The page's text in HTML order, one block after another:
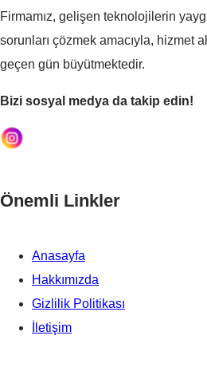
Firmamız, gelişen teknolojilerin
sorunları çözmek amacıyla, hizmet
geçen gün büyütmektedir.
Bizi sosyal medya da takip edin!
Önemli Linkler
Anasayfa
Hakkımızda
Gizlilik Politikası
İletişim